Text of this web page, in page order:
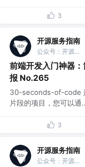
3
开源服务指南
公众号：开源服务指南
前端开发入门神器
报 No.265
30-seconds-of-code
片段的项目，您可以通
3
开源服务指南
公众号：开源服务指南